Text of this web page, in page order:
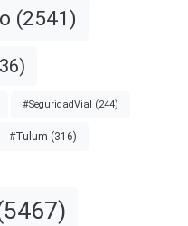
(2541)
#SeguridadVial (244)
#Tulum (316)